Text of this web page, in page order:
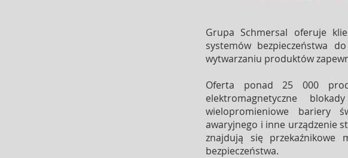
Grupa Schmersal oferuje
systemów bezpieczeństwa
wytwarzaniu produktów
Oferta ponad 25 000
elektromagnetyczne
wielopromieniowe bariery
awaryjnego i inne urządzenie
znajdują się przekaźnikowe
bezpieczeństwa.